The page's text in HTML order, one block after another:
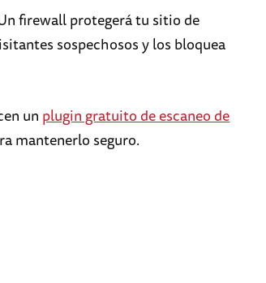
firewall protegerá tu sitio de
sospechosos y los bloquea
un plugin gratuito de escaneo de
mantenerlo seguro.